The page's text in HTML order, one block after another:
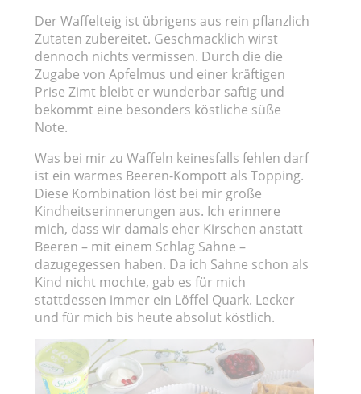
Der Waffelteig ist übrigens aus rein pflanzlich
Zutaten zubereitet. Geschmacklich wirst
dennoch nichts vermissen. Durch die die
Zugabe von Apfelmus und einer kräftigen
Prise Zimt bleibt er wunderbar saftig und
bekommt eine besonders köstliche süße
Note.
Was bei mir zu Waffeln keinesfalls fehlen darf
ist ein warmes Beeren-Kompott als Topping.
Diese Kombination löst bei mir große
Kindheitserinnerungen aus. Ich erinnere
mich, dass wir damals eher Kirschen anstatt
Beeren – mit einem Schlag Sahne –
dazugegessen haben. Da ich Sahne schon als
Kind nicht mochte, gab es für mich
stattdessen immer ein Löffel Quark. Lecker
und für mich bis heute absolut köstlich.